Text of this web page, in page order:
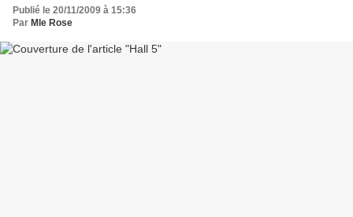
Publié le 20/11/2009 à 15:36
Par Mle Rose